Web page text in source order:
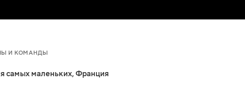
И КОМАНДЫ
самых маленьких, Франция